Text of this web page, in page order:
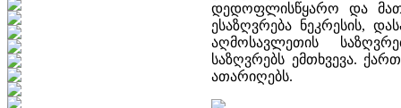
დედოფლისწყარო და
ესაზღვრება ნეკრესის,
აღმოსავლეთის
საზღვრებს ემთხვევა.
ათარიღებს.